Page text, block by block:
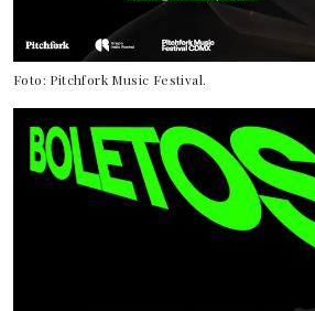
Foto: Pitchfork Music Festival.